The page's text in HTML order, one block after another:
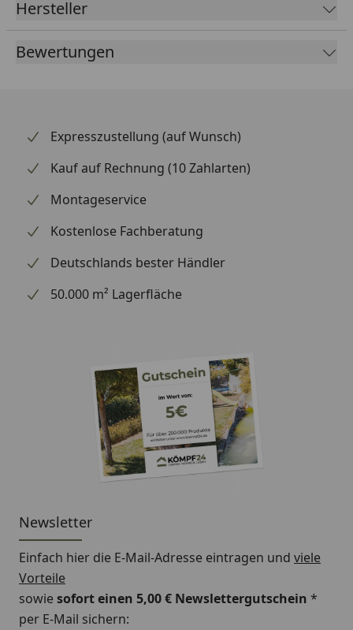
Hersteller
Bewertungen
Expresszustellung (auf Wunsch)
Kauf auf Rechnung (10 Zahlarten)
Montageservice
Kostenlose Fachberatung
Deutschlands bester Händler
50.000 m² Lagerfläche
Newsletter
Einfach hier die E-Mail-Adresse eintragen und viele
Vorteile
sowiesofort einen 5,00 € Newslettergutschein *
per E-Mail sichern: